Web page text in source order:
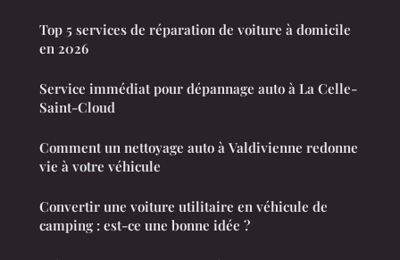
Top 5 services de réparation de voiture à domicile
en 2026
Service immédiat pour dépannage auto à La Celle-
Saint-Cloud
Comment un nettoyage auto à Valdivienne redonne
vie à votre véhicule
Convertir une voiture utilitaire en véhicule de
camping : est-ce une bonne idée ?